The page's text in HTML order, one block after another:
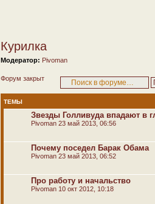
Курилка
Модератор: Pivoman
Форум закрыт
ТЕМЫ
Звезды Голливуда впадают в
Pivoman 23 май 2013, 06:56
Почему поседел Барак Обама
Pivoman 23 май 2013, 06:52
Про работу и начальство
Pivoman 10 окт 2012, 10:18